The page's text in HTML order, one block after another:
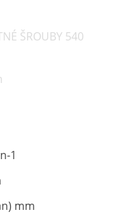
ŠROUBY 540
1
mm